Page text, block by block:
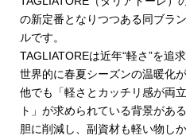
の新定番となりつつある同ブラ
ルです。
TAGLIATOREは近年“軽さ”を追
世界的に春夏シーズンの温暖化
他でも「軽さとカッチリ感が両
ト」が求められている背景があ
胆に削減し、副資材も軽い物し